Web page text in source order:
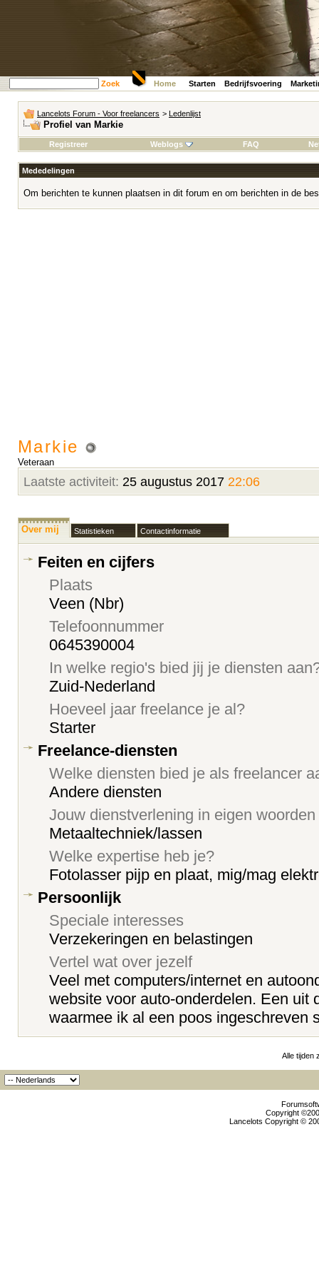
Zoek Home Starten Bedrijfsvoering
Lancelots Forum - Voor freelancers > Ledenlijst
Profiel van Markie
Registreer Weblogs FAQ
Mededelingen
Om berichten te kunnen plaatsen in dit forum en om berichten in de
Markie
Veteraan
Laatste activiteit: 25 augustus 2017 22:06
Over mij Statistieken Contactinformatie
Feiten en cijfers
Plaats
Veen (Nbr)
Telefoonnummer
0645390004
In welke regio's bied jij je diensten
Zuid-Nederland
Hoeveel jaar freelance je al?
Starter
Freelance-diensten
Welke diensten bied je als freelancer
Andere diensten
Jouw dienstverlening in eigen woorden
Metaaltechniek/lassen
Welke expertise heb je?
Fotolasser pijp en plaat, mig/mag
Persoonlijk
Speciale interesses
Verzekeringen en belastingen
Vertel wat over jezelf
Veel met computers/internet en
website voor auto-onderdelen. Een uit
waarmee ik al een poos ingeschreven
Alle tijden
Copyright
Lancelots Copyright ©